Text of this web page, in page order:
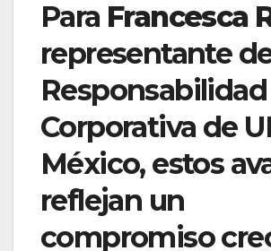
Para Francesca
representante
Responsabilidad
Corporativa de
México, estos
reflejan un
compromiso